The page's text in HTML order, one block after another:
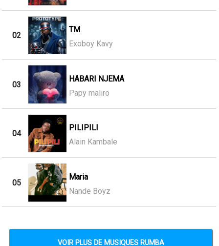
02
TM
Exoboy Kavy
03
HABARI NJEMA
Papy maliro
04
PILIPILI
Alain Kambale
05
Maria
Nande Boyz
VOIR PLUS DE MUSIQUES RUMBA